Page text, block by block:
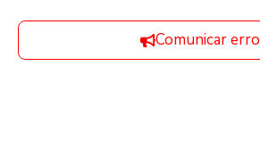
Comunicar erro